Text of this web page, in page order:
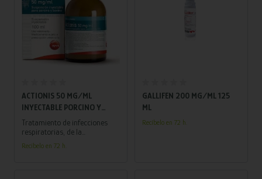
ACTIONIS 50 MG/ML
INYECTABLE PORCINO Y
BOVINO 100 ML
Tratamiento de infecciones
respiratorias, de la
necrobacilosis interdigital
aguda y de la metritis aguda
Recíbelo en 72 h.
GALLIFEN 200 MG/ML 125
ML
Recíbelo en 72 h.